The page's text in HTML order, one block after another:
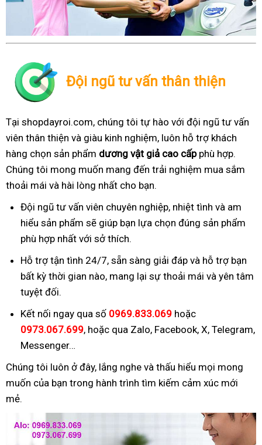
Đội ngũ tư vấn thân thiện
Tại shopdayroi.com, chúng tôi tự hào với đội ngũ tư vấn
viên thân thiện và giàu kinh nghiệm, luôn hỗ trợ khách
hàng chọn sản phẩm dương vật giả cao cấpphù hợp.
Chúng tôi mong muốn mang đến trải nghiệm mua sắm
thoải mái và hài lòng nhất cho bạn.
Đội ngũ tư vấn viên chuyên nghiệp, nhiệt tình và am
hiểu sản phẩm sẽ giúp bạn lựa chọn đúng sản phẩm
phù hợp nhất với sở thích.
Hỗ trợ tận tình 24/7, sẵn sàng giải đáp và hỗ trợ bạn
bất kỳ thời gian nào, mang lại sự thoải mái và yên tâm
tuyệt đối.
Kết nối ngay qua số 0969.833.069 hoặc
0973.067.699, hoặc qua Zalo, Facebook, X, Telegram,
Messenger…
Chúng tôi luôn ở đây, lắng nghe và thấu hiểu mọi mong
muốn của bạn trong hành trình tìm kiếm cảm xúc mới
mẻ.